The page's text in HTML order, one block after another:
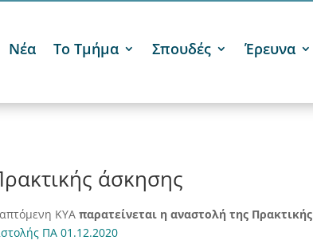
Νέα Το Τμήμα Σπουδές Έρευνα
άσκησης
ΚΥΑ παρατείνεται η αναστολή της Πρακτικής
ΠΑ 01.12.2020